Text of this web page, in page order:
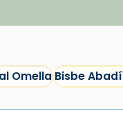
OmellaBisbe